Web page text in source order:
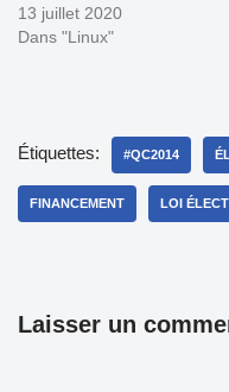
13 juillet 2020
Dans "Linux"
Étiquettes: #QC2014
FINANCEMENT LOI
Laisser un